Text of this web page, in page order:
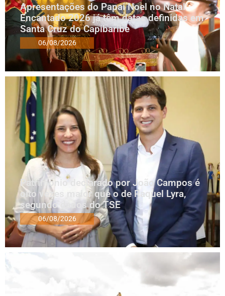
Apresentações do Papai Noel no Natal
Encantado 2026 já têm datas definidas em
Santa Cruz do Capibaribe
06/08/2026
Patrimônio declarado por João Campos é
oito vezes maior que o de Raquel Lyra,
segundo dados do TSE
06/08/2026